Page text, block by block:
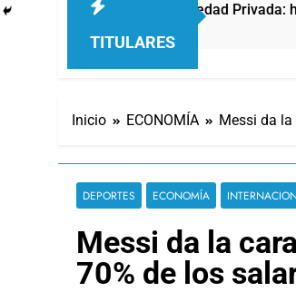
TITULARES
la Ley de Propiedad Privada: hubo
Inicio ECONOMÍA Messi da
DEPORTES ECONOMÍA
Messi da la
70% de los